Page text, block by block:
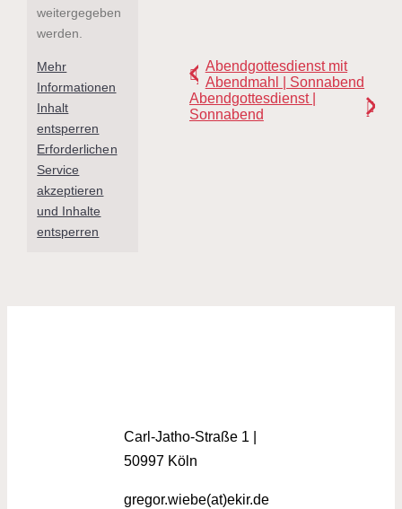
Abendgottesdienst mit
Abendmahl | Sonnabend
Abendgottesdienst |
Sonnabend
weitergegeben
werden.
Mehr
Informationen
Inhalt
entsperren
Erforderlichen
Service
akzeptieren
und Inhalte
entsperren
Carl-Jatho-Straße 1 |
50997 Köln
gregor.wiebe(at)ekir.de